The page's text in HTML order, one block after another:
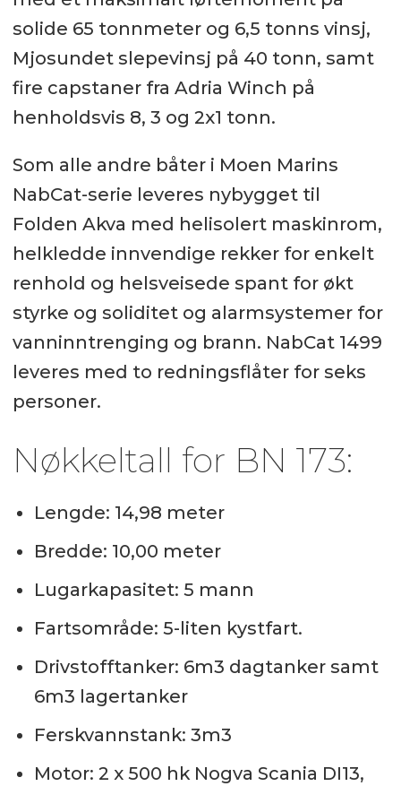
solide 65 tonnmeter og 6,5 tonns vinsj,
Mjosundet slepevinsj på 40 tonn, samt
fire capstaner fra Adria Winch på
henholdsvis 8, 3 og 2x1 tonn.
Som alle andre båter i Moen Marins
NabCat-serie leveres nybygget til
Folden Akva med helisolert maskinrom,
helkledde innvendige rekker for enkelt
renhold og helsveisede spant for økt
styrke og soliditet og alarmsystemer for
vanninntrenging og brann. NabCat 1499
leveres med to redningsflåter for seks
personer.
Nøkkeltall for BN 173:
Lengde: 14,98 meter
Bredde: 10,00 meter
Lugarkapasitet: 5 mann
Fartsområde: 5-liten kystfart.
Drivstofftanker: 6m3 dagtanker samt
6m3 lagertanker
Ferskvannstank: 3m3
Motor: 2 x 500 hk Nogva Scania DI13,